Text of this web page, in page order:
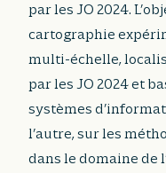
par les JO 2024.
cartographie
multi-échelle,
par les JO 2024 et
systèmes
l’autre, sur les
dans le domaine de